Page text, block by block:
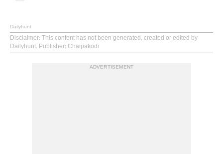
Dailyhunt
Disclaimer: This content has not been generated, created or edited by
Dailyhunt. Publisher: Chaipakodi
ADVERTISEMENT